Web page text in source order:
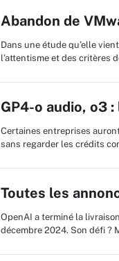
Abandon de
Dans une étude qu’elle
l’attentisme et des critères
GP4-o audio, o3
Certaines entreprises
sans regarder les crédits
Toutes les
OpenAI a terminé la
décembre 2024. Son défi ?